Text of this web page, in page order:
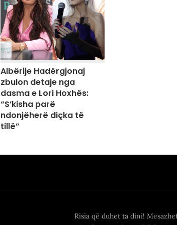
Albërije Hadërgjonaj
zbulon detaje nga
dasma e Lori Hoxhës:
“S’kisha parë
ndonjëherë diçka të
tillë”
Risia që duhet ta dini!